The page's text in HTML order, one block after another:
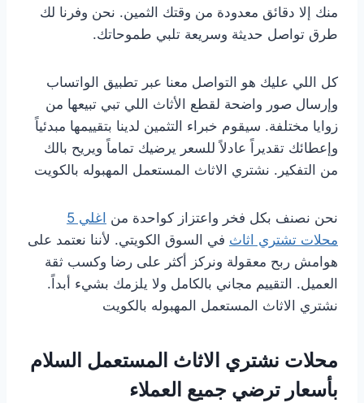
منك إلا دقائق معدودة من وقتك الثمين. نحن وفرنا لك
طرق تواصل حديثة وسريعة تلبي طموحاتك.
كل اللي عليك هو التواصل معنا عبر تطبيق الواتساب
وإرسال صور واضحة لقطع الأثاث اللي تبي تبيعها من
زوايا مختلفة. سيقوم خبراء التثمين لدينا بتقييمها مبدئياً
وإعطائك تقديراً عادلاً للسعر يرضيك تماماً ويريح بالك
من التفكير. نشتري الاثاث المستعمل المهبوله بالكويت
نحن نصنف بكل فخر واعتزاز كواحدة من
اغلي 5
محلات تشتري اثاث في السوق الكويتي. لأننا نعتمد على
هوامش ربح معقولة ونركز أكثر على رضا وكسب ثقة
العميل. التقييم مجاني بالكامل ولا يلزمك بشيء أبداً.
نشتري الاثاث المستعمل المهبوله بالكويت
محلات نشتري الاثاث المستعمل السلام
بأسعار ترضي جميع العملاء